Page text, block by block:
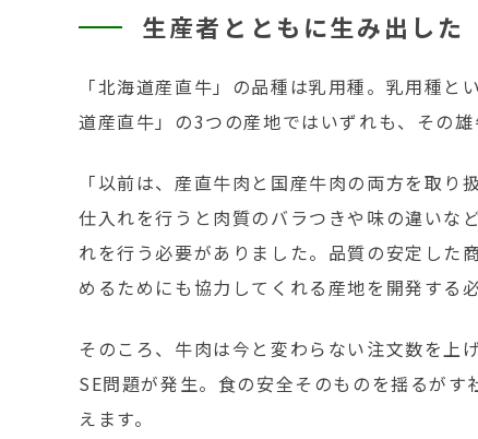
生産者とともに生み出した
「北海道産直牛」の品種は乳用種。乳用種
道産直牛」の3つの産地ではいずれも、その雄
「以前は、産直牛肉と国産牛肉の両方を取
仕入れを行うと肉質のバラつきや味の違いな
れを行う必要がありました。品質の安定した
めるためにも協力してくれる産地を開発する
そのころ、牛肉は今と変わらない注文数を
SE問題が発生。食の安全そのものを揺るが
えます。